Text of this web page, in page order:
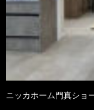
ニッカホーム門真ショ